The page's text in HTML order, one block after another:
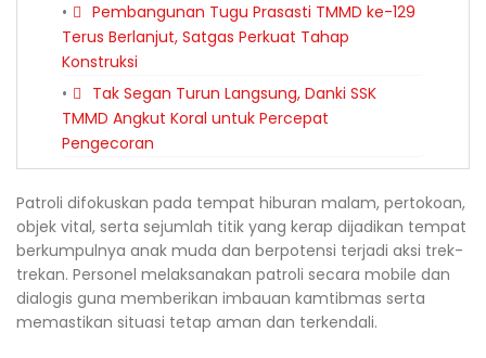
Pembangunan Tugu Prasasti TMMD ke-129
Terus Berlanjut, Satgas Perkuat Tahap
Konstruksi
Tak Segan Turun Langsung, Danki SSK
TMMD Angkut Koral untuk Percepat
Pengecoran
Patroli difokuskan pada tempat hiburan malam, pertokoan,
objek vital, serta sejumlah titik yang kerap dijadikan tempat
berkumpulnya anak muda dan berpotensi terjadi aksi trek-
trekan. Personel melaksanakan patroli secara mobile dan
dialogis guna memberikan imbauan kamtibmas serta
memastikan situasi tetap aman dan terkendali.